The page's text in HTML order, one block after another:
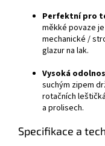
Perfektní pro
měkké povaze
mechanické /
glazur na lak.
Vysoká
suchým zipem
rotačních
a prolisech.
Specifikace a